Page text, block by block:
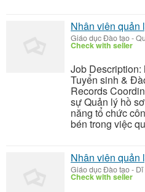
Nhân viên quản
Giáo dục Đào tạo-
Check with seller
Job
Tuyển sinh &
Records
sự Quản lý hồ
năng tổ chức
bén trong việc
Nhân viên quản
Giáo dục Đào tạo-
Check with seller